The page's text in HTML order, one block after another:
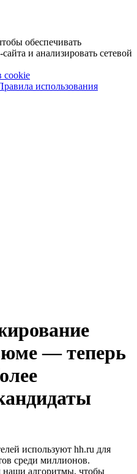
обеспечивать
и анализировать сетевой
cookie
использования
— теперь
используют hh.ru для
среди миллионов.
наши алгоритмы, чтобы